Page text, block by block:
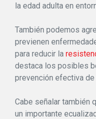
la edad adulta en
También podemos
previenen
para reducir la
destaca los posibles
prevención efectiva de
Cabe señalar también
un importante